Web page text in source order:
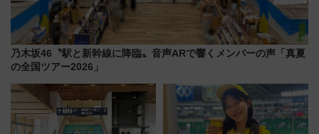
乃木坂46〝駅と新幹線に降臨〟音声ARで響くメンバーの声「真夏
の全国ツアー2026」